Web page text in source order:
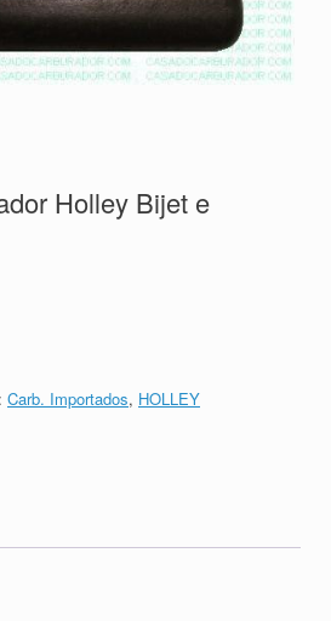
Holley Bijet e
Carb. Importados, HOLLEY